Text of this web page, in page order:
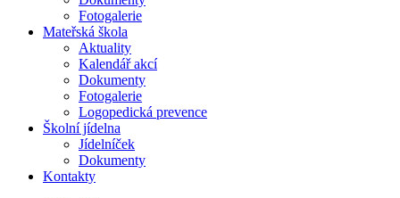
Fotogalerie
Mateřská škola
Aktuality
Kalendář akcí
Dokumenty
Fotogalerie
Logopedická prevence
Školní jídelna
Jídelníček
Dokumenty
Kontakty